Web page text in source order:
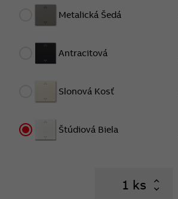
Metalická Šedá
Antracitová
Slonová Kosť
Štúdiová Biela
ks